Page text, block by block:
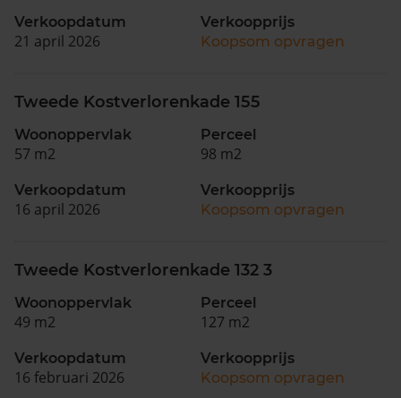
Verkoopdatum
21 april 2026
Verkoopprijs
Koopsom opvragen
Tweede Kostverlorenkade 155
Woonoppervlak
57 m2
Perceel
98 m2
Verkoopdatum
16 april 2026
Verkoopprijs
Koopsom opvragen
Tweede Kostverlorenkade 132 3
Woonoppervlak
49 m2
Perceel
127 m2
Verkoopdatum
16 februari 2026
Verkoopprijs
Koopsom opvragen